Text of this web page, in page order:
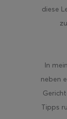
diese
In
neben
Tipps